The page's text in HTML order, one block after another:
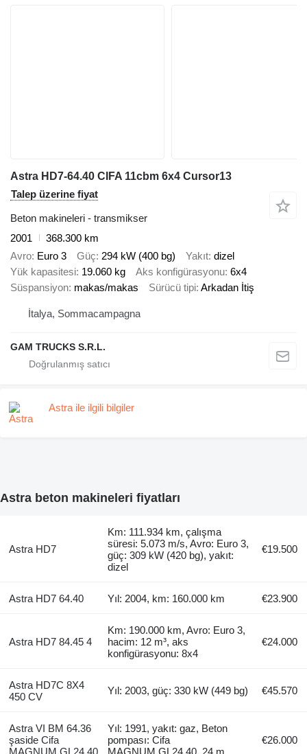
Astra HD7-64.40 CIFA 11cbm 6x4 Cursor13
Talep üzerine fiyat
Beton makineleri - transmikser
2001
368.300 km
Avro Euro 3 Güç 294 kW (400 bg) Yakıt dizel
Yük kapasitesi 19.060 kg Aks konfigürasyonu 6x4
Süspansiyon makas/makas Sürücü tipi Arkadan İtiş
İtalya, Sommacampagna
GAM TRUCKS S.R.L.
Astra ile ilgili bilgiler
Astra beton makineleri fiyatları
Astra HD7
Km: 111.934 km, çalışma
süresi: 5.073 m/s, Avro: Euro 3,
güç: 309 kW (420 bg), yakıt:
dizel
€19.500
Astra HD7 64.40 Yıl: 2004, km: 160.000 km €23.900
Astra HD7 84.45 4
Km: 190.000 km, Avro: Euro 3,
hacim: 12 m³, aks
konfigürasyonu: 8x4
€24.000
Astra HD7C 8X4
450 CV
Yıl: 2003, güç: 330 kW (449 bg) €45.570
Astra VI BM 64.36
şaside Cifa
Yıl: 1991, yakıt: gaz, Beton
pompası: Cifa
€26.000